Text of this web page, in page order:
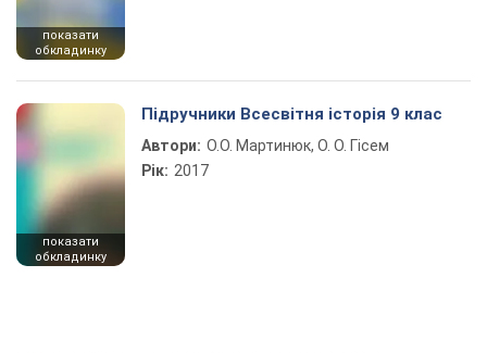
показати
обкладинку
показати
обкладинку
Підручники Всесвітня історія 9 клас
Автори: О.О. Мартинюк, О. О. Гісем
Рік: 2017